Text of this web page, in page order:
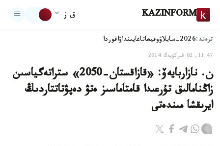
KAZINFORM ق ز
ترەند:2026-سايلاۋ وقيعاتاعايىنداۋاقوردا
11:47, 02 قىركۇيەك 2014
ن. نازاربايەۆ: «قازاقستان-2050» ستراتەگياسىن
زاڭنامالىق تۇرعىدا قامتاماسىز ەتۋ دەپۋتاتتاردىڭ
ايرىقشا مىندەتى